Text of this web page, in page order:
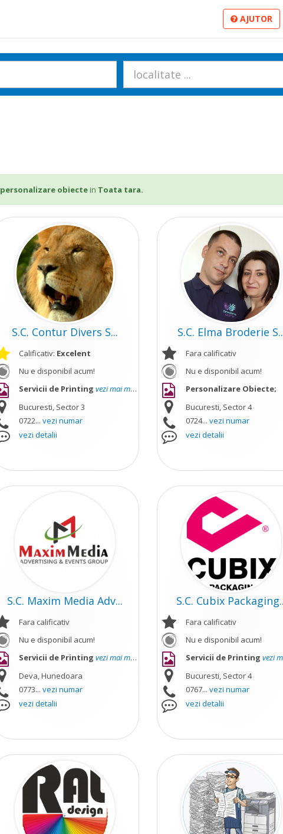
AJUTOR
personalizare obiectein Toata tara.
S.C. Contur Divers S...
Calificativ: Excelent
Nu e disponibil acum!
Servicii de Printing vezi mai mult
Bucuresti, Sector 3
0722...vezi numar
vezi detalii
S.C. Elma Broderie
Fara calificativ
Nu e disponibil acum!
Personalizare Obiecte;
Bucuresti, Sector 4
0724... vezi numar
vezi detalii
S.C. Maxim Media Adv...
Fara calificativ
Nu e disponibil acum!
Servicii de Printing vezi mai mult
Deva, Hunedoara
0773...vezi numar
vezi detalii
S.C. Cubix
Fara calificativ
Nu e disponibil acum!
Servicii de Printing vezi
Bucuresti, Sector 4
0767... vezi numar
vezi detalii